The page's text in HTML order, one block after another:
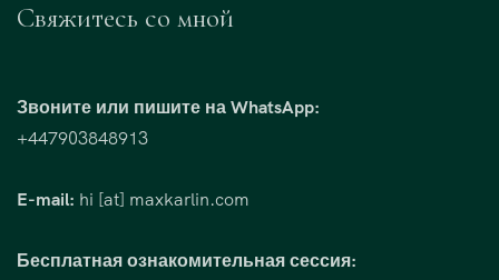
Свяжитесь со мной
Звоните или пишите на WhatsApp:
+447903848913
E-mail: hi [at] maxkarlin.com
Бесплатная ознакомительная сессия: